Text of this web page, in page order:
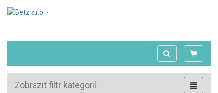
Zobrazit filtr kategorií